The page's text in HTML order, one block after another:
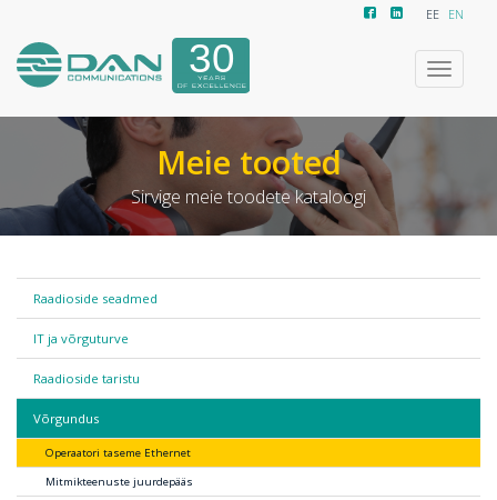
EE EN
Meie tooted
Sirvige meie toodete kataloogi
Raadioside seadmed
IT ja võrguturve
Raadioside taristu
Võrgundus
Operaatori taseme Ethernet
Mitmikteenuste juurdepääs